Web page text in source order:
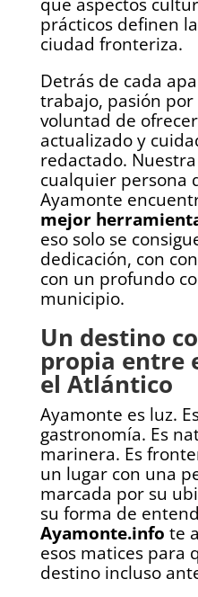
prácticos definen
ciudad fronteriza.
Detrás de cada
trabajo, pasión por
voluntad de
actualizado y
redactado.
cualquier persona
Ayamonte
mejor
eso solo se
dedicación, con
con un profundo
municipio.
Un destino
propia entre
el Atlántico
Ayamonte es luz.
gastronomía. Es
marinera. Es
un lugar con una
marcada por su
su forma de
Ayamonte.info te
esos matices para
destino incluso